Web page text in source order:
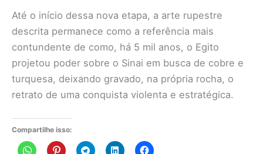
Até o início dessa nova etapa, a arte rupestre
descrita permanece como a referência mais
contundente de como, há 5 mil anos, o Egito
projetou poder sobre o Sinai em busca de cobre e
turquesa, deixando gravado, na própria rocha, o
retrato de uma conquista violenta e estratégica.
Compartilhe isso: